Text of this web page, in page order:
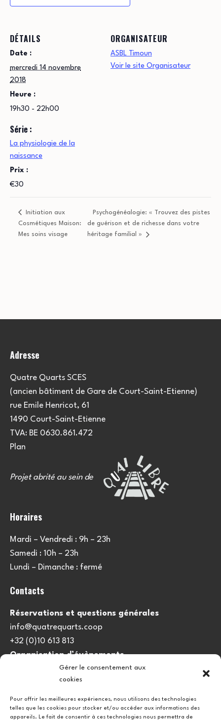
Gérer le consentement aux
cookies
Pour offrir les meilleures expériences, nous utilisons des technologies
telles que les cookies pour stocker et/ou accéder aux informations des
appareils. Le fait de consentir à ces technologies nous permettra de
DÉTAILS
Date :
mercredi 14 novembre
2018
Heure :
19h30 - 22h00
Série :
La physiologie de la
naissance
Prix :
€30
ORGANISATEUR
ASBL Timoun
Voir le site Organisateur
Initiation aux
Cosmétiques Maison:
Mes soins visage
Psychogénéalogie: « Trouvez des pistes
de guérison et de richesse dans votre
héritage familial »
Adresse
Quatre Quarts SCES
(ancien bâtiment de Gare de Court-Saint-Etienne)
rue Emile Henricot, 61
1490 Court-Saint-Etienne
TVA: BE 0630.861.472
Plan
Projet abrité au sein de
Horaires
Mardi – Vendredi : 9h – 23h
Samedi : 10h – 23h
Lundi – Dimanche : fermé
Contacts
Réservations et questions générales
info@quatrequarts.coop
+32 (0)10 613 813
Organisation d’évènements
viedulieu@quatrequarts.coop
Politique de cookies (UE)